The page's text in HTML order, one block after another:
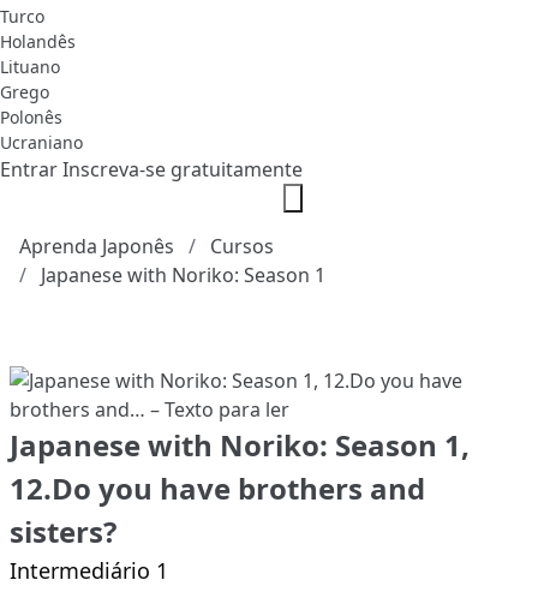
Turco
Holandês
Lituano
Grego
Polonês
Ucraniano
EntrarInscreva-se gratuitamente
Aprenda Japonês
Cursos
Japanese with Noriko: Season 1
Japanese with Noriko: Season 1,
12.Do you have brothers and
sisters?
Intermediário 1